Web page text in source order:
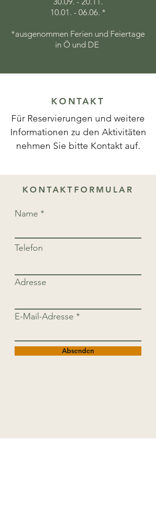
10.01. - 06.06. *
*ausgenommen Ferien und Feiertage
in Ö und DE
KONTAKT
Für Reservierungen und weitere
Informationen zu den Aktivitäten
nehmen Sie bitte Kontakt auf.
KONTAKTFORMULAR
Name
Telefon
Adresse
E-Mail-Adresse
Absenden